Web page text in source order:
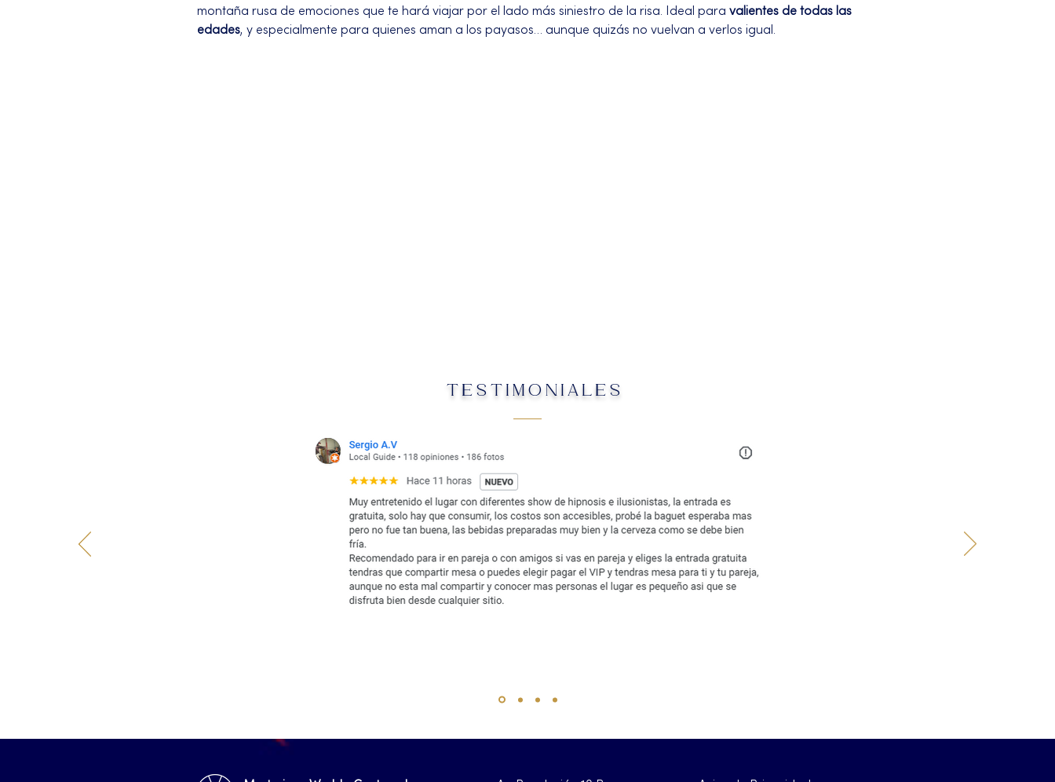
montaña rusa de emociones que te hará viajar por el lado más siniestro de la risa. Ideal para valientes de todas las
edades, y especialmente para quienes aman a los payasos… aunque quizás no vuelvan a verlos igual.
TESTIMONIALES